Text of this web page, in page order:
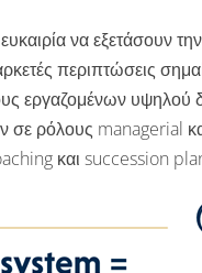
να εξετάσουν
περιπτώσεις
εργαζομένων υψηλού
σε ρόλους managerial
και succession